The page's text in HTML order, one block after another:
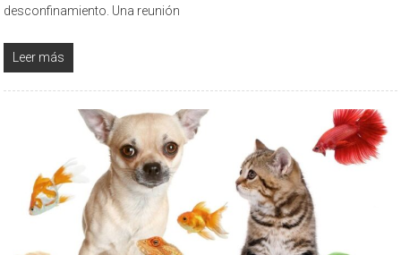
desconfinamiento. Una reunión
Leer más